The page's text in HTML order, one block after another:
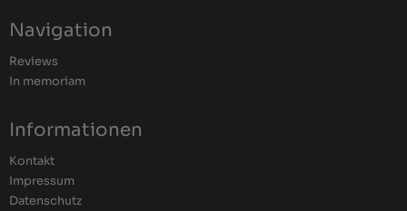
Navigation
Reviews
In memoriam
Informationen
Kontakt
Impressum
Datenschutz